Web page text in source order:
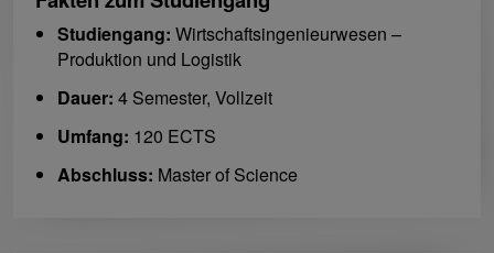
Studiengang: Wirtschaftsingenieurwesen –
Produktion und Logistik
Dauer: 4 Semester, Vollzeit
Umfang: 120 ECTS
Abschluss: Master of Science